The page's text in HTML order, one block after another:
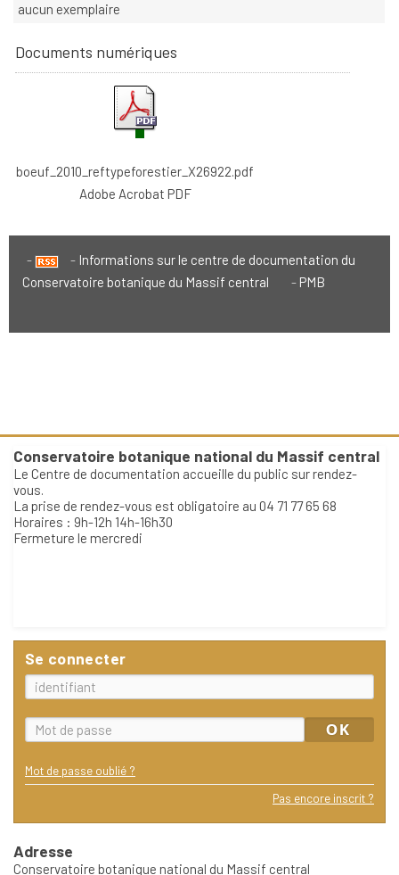
aucun exemplaire
Documents numériques
boeuf_2010_reftypeforestier_X26922.pdf
Adobe Acrobat PDF
Informations sur le centre de documentation du
Conservatoire botanique du Massif central
PMB
Conservatoire botanique national du Massif central
Le Centre de documentation accueille du public sur rendez-
vous.
La prise de rendez-vous est obligatoire au 04 71 77 65 68
Horaires : 9h-12h 14h-16h30
Fermeture le mercredi
Se connecter
Mot de passe oublié ?
Pas encore inscrit ?
Adresse
Conservatoire botanique national du Massif central